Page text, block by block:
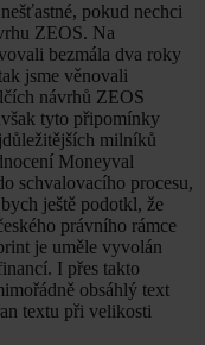
pokud nechci
ZEOS. Na
bezmála dva roky
jsme věnovali
návrhů ZEOS
tyto připomínky
milníků
Moneyval
schvalovacího procesu,
ještě podotkl, že
právního rámce
je uměle vyvolán
I přes takto
obsáhlý text
textu při velikosti